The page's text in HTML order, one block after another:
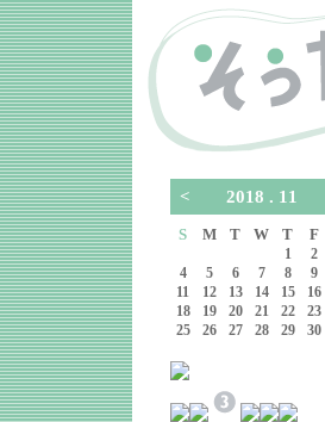
< 2018 . 11
S M T W T F
1 2
4
5 6 7 8 9
11
12 13 14 15 16
18
19 20 21 22 23
25
26 27 28 29 30